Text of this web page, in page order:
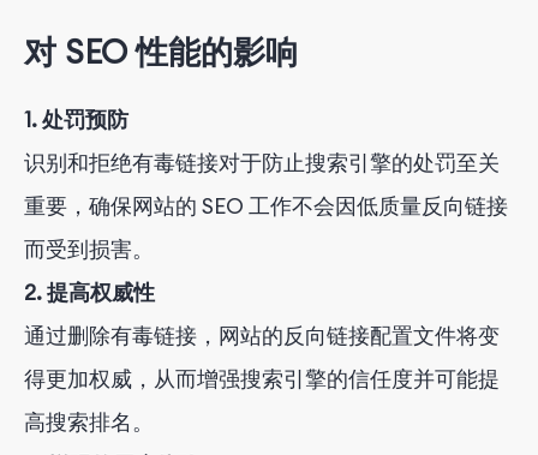
对 SEO 性能的影响
1. 处罚预防
识别和拒绝有毒链接对于防止搜索引擎的处罚至关
重要，确保网站的 SEO 工作不会因低质量反向链接
而受到损害。
2. 提高权威性
通过删除有毒链接，网站的反向链接配置文件将变
得更加权威，从而增强搜索引擎的信任度并可能提
高搜索排名。